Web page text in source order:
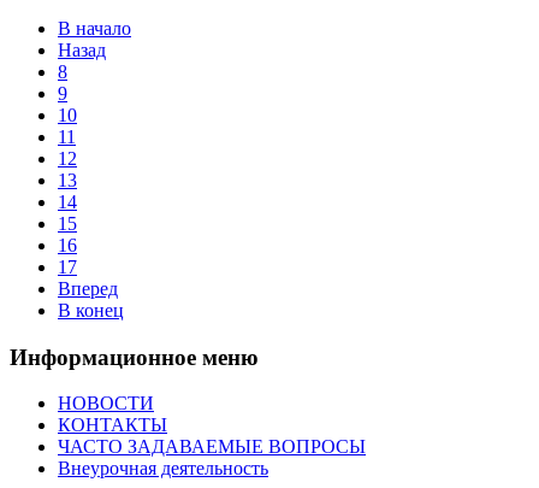
В начало
Назад
8
9
10
11
12
13
14
15
16
17
Вперед
В конец
Информационное меню
НОВОСТИ
КОНТАКТЫ
ЧАСТО ЗАДАВАЕМЫЕ ВОПРОСЫ
Внеурочная деятельность